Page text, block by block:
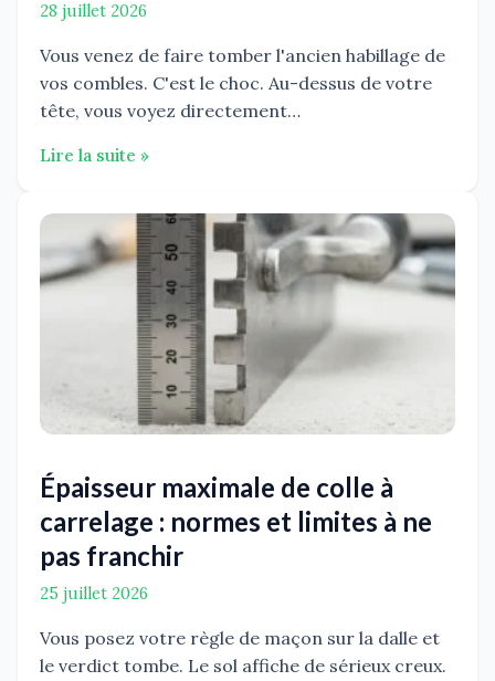
28 juillet 2026
Vous venez de faire tomber l'ancien habillage de
vos combles. C'est le choc. Au-dessus de votre
tête, vous voyez directement…
Lire la suite »
Épaisseur maximale de colle à
carrelage : normes et limites à ne
pas franchir
25 juillet 2026
Vous posez votre règle de maçon sur la dalle et
le verdict tombe. Le sol affiche de sérieux creux.